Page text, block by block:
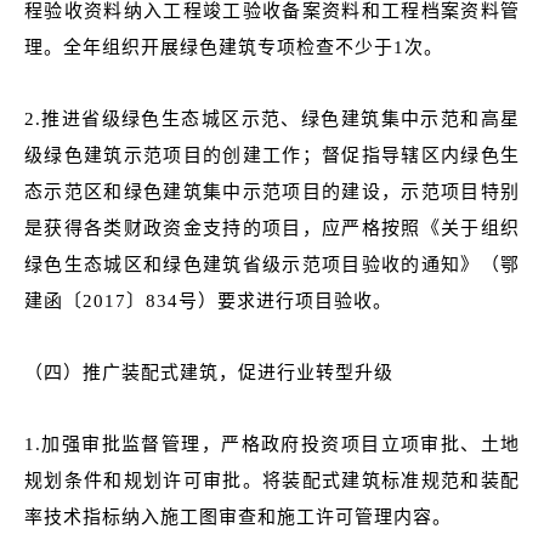
程验收资料纳入工程竣工验收备案资料和工程档案资料管
理。全年组织开展绿色建筑专项检查不少于1次。
2.推进省级绿色生态城区示范、绿色建筑集中示范和高星
级绿色建筑示范项目的创建工作； 督促指导辖区内绿色生
态示范区和绿色建筑集中示范项目的建设，示范项目特别
是获得各类财政资金支持的项目，应严格按照《关于组织
绿色生态城区和绿色建筑省级示范项目验收的通知》（鄂
建函〔2017〕834号）要求进行项目验收。
（四）推广装配式建筑，促进行业转型升级
1.加强审批监督管理，严格政府投资项目立项审批、土地
规划条件和规划许可审批。将装配式建筑标准规范和装配
率技术指标纳入施工图审查和施工许可管理内容。